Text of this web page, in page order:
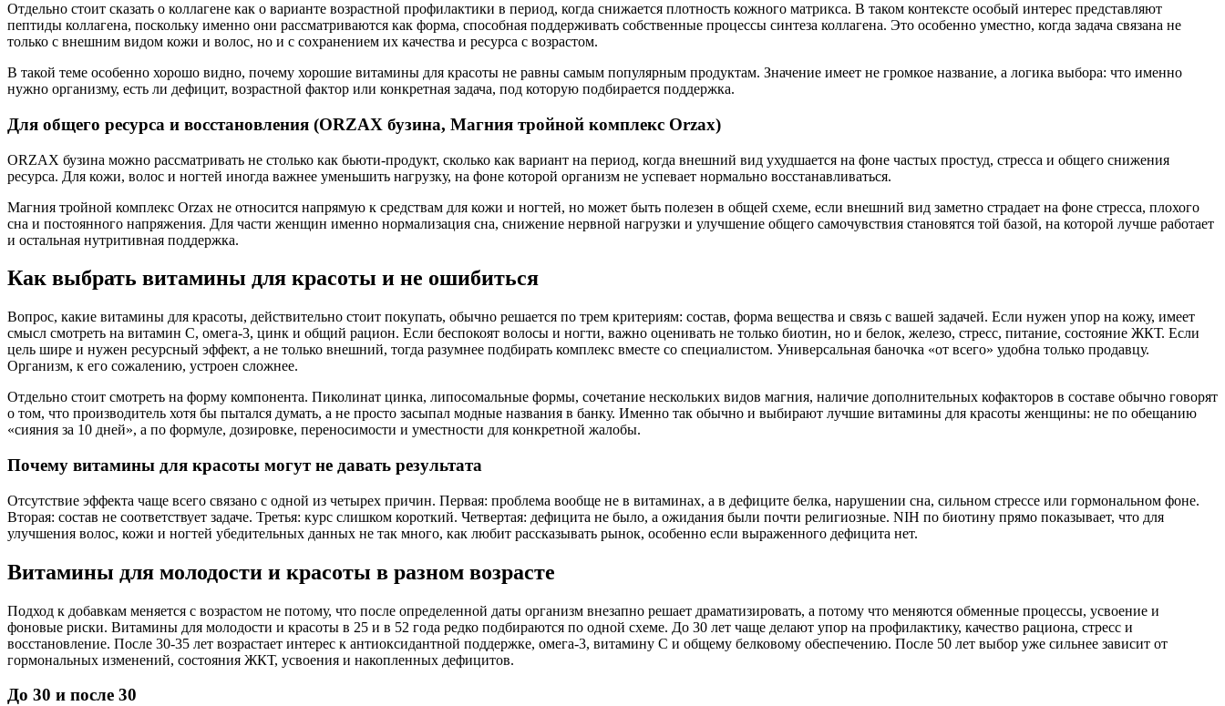
Отдельно стоит сказать о коллагене как о варианте возрастной профилактики в период, когда снижается плотность кожного матрикса. В таком контексте особый интерес представляют
пептиды коллагена, поскольку именно они рассматриваются как форма, способная поддерживать собственные процессы синтеза коллагена. Это особенно уместно, когда задача связана не
только с внешним видом кожи и волос, но и с сохранением их качества и ресурса с возрастом.
В такой теме особенно хорошо видно, почему хорошие витамины для красоты не равны самым популярным продуктам. Значение имеет не громкое название, а логика выбора: что именно
нужно организму, есть ли дефицит, возрастной фактор или конкретная задача, под которую подбирается поддержка.
Для общего ресурса и восстановления (ORZAX бузина, Магния тройной комплекс Orzax)
ORZAX бузина можно рассматривать не столько как бьюти-продукт, сколько как вариант на период, когда внешний вид ухудшается на фоне частых простуд, стресса и общего снижения
ресурса. Для кожи, волос и ногтей иногда важнее уменьшить нагрузку, на фоне которой организм не успевает нормально восстанавливаться.
Магния тройной комплекс Orzax не относится напрямую к средствам для кожи и ногтей, но может быть полезен в общей схеме, если внешний вид заметно страдает на фоне стресса, плохого
сна и постоянного напряжения. Для части женщин именно нормализация сна, снижение нервной нагрузки и улучшение общего самочувствия становятся той базой, на которой лучше работает
и остальная нутритивная поддержка.
Как выбрать витамины для красоты и не ошибиться
Вопрос, какие витамины для красоты, действительно стоит покупать, обычно решается по трем критериям: состав, форма вещества и связь с вашей задачей. Если нужен упор на кожу, имеет
смысл смотреть на витамин C, омега-3, цинк и общий рацион. Если беспокоят волосы и ногти, важно оценивать не только биотин, но и белок, железо, стресс, питание, состояние ЖКТ. Если
цель шире и нужен ресурсный эффект, а не только внешний, тогда разумнее подбирать комплекс вместе со специалистом. Универсальная баночка «от всего» удобна только продавцу.
Организм, к его сожалению, устроен сложнее.
Отдельно стоит смотреть на форму компонента. Пиколинат цинка, липосомальные формы, сочетание нескольких видов магния, наличие дополнительных кофакторов в составе обычно говорят
о том, что производитель хотя бы пытался думать, а не просто засыпал модные названия в банку. Именно так обычно и выбирают лучшие витамины для красоты женщины: не по обещанию
«сияния за 10 дней», а по формуле, дозировке, переносимости и уместности для конкретной жалобы.
Почему витамины для красоты могут не давать результата
Отсутствие эффекта чаще всего связано с одной из четырех причин. Первая: проблема вообще не в витаминах, а в дефиците белка, нарушении сна, сильном стрессе или гормональном фоне.
Вторая: состав не соответствует задаче. Третья: курс слишком короткий. Четвертая: дефицита не было, а ожидания были почти религиозные. NIH по биотину прямо показывает, что для
улучшения волос, кожи и ногтей убедительных данных не так много, как любит рассказывать рынок, особенно если выраженного дефицита нет.
Витамины для молодости и красоты в разном возрасте
Подход к добавкам меняется с возрастом не потому, что после определенной даты организм внезапно решает драматизировать, а потому что меняются обменные процессы, усвоение и
фоновые риски. Витамины для молодости и красоты в 25 и в 52 года редко подбираются по одной схеме. До 30 лет чаще делают упор на профилактику, качество рациона, стресс и
восстановление. После 30-35 лет возрастает интерес к антиоксидантной поддержке, омега-3, витамину C и общему белковому обеспечению. После 50 лет выбор уже сильнее зависит от
гормональных изменений, состояния ЖКТ, усвоения и накопленных дефицитов.
До 30 и после 30